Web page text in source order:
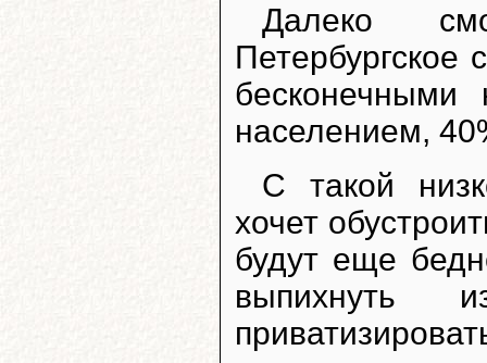
Далеко
Петербургское
бесконечными
населением,
С такой
хочет
будут еще
выпихнуть